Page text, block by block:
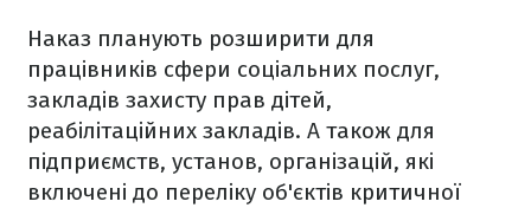
Наказ планують розширити для
працівників сфери соціальних послуг,
закладів захисту прав дітей,
реабілітаційних закладів. А також для
підприємств, установ, організацій, які
включені до переліку об'єктів критичної